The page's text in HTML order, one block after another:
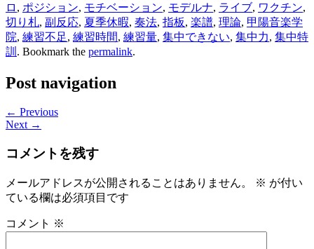
ロ , ポジション, モチベーション, モデルナ, ライブ, ワクチン,
切り札, 副反応, 夏季休暇, 奏法, 指板, 楽譜, 理論, 甲陽音楽学
院, 練習不足, 練習時間, 練習量, 集中できない, 集中力, 集中特
訓 . Bookmark the permalink.
Post navigation
← Previous
Next →
コメントを残す
メールアドレスが公開されることはありません。 ※ が付い
ている欄は必須項目です
コメント ※